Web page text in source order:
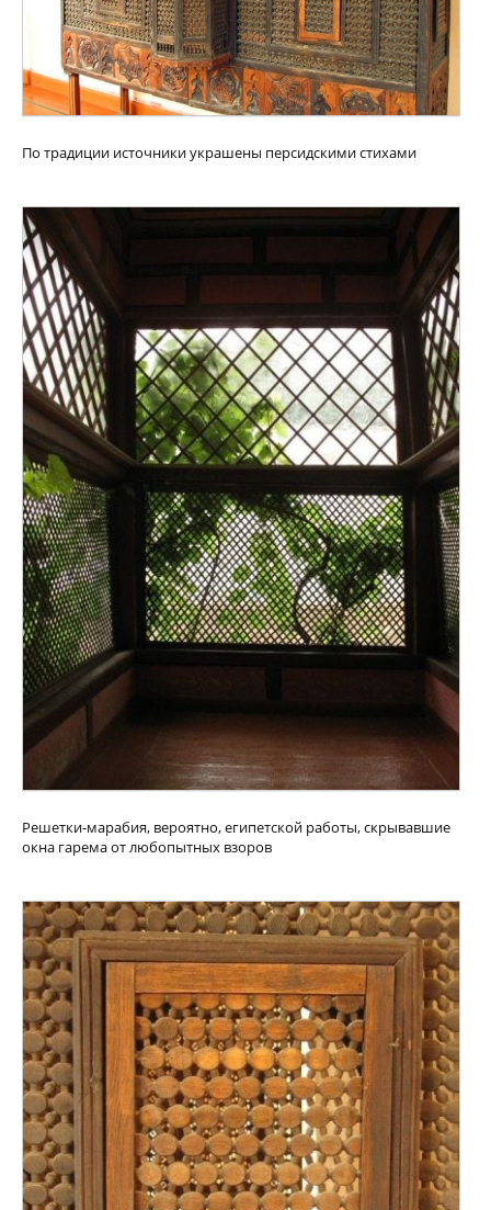
По традиции источники украшены персидскими стихами
Решетки-марабия, вероятно, египетской работы, скрывавшие
окна гарема от любопытных взоров